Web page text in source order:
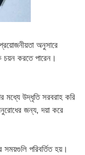
অনুসারে
চয়ন করতে পারেন।
মধ্যে উদ্ধৃতি সরবরাহ করি
জন্য, দয়া করে
সময়গুলি পরিবর্তিত হয়।